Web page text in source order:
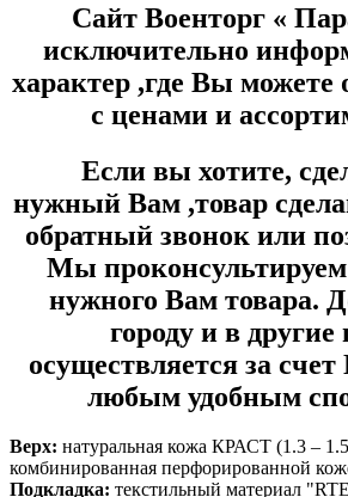
Сайт Военторг «
исключительно
характер ,где Вы можете
с ценами и
Если вы хотите,
нужный Вам ,товар
обратный звонок или
Мы
нужного Вам товара.
городу и в другие
осуществляется за
любым удобным
Верх: натуральная кожа КРАСТ (1.3 –
комбинированная перфорированной
Подкладка: текстильный материал